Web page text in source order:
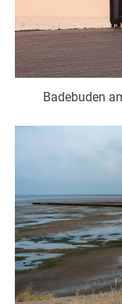
Badebuden